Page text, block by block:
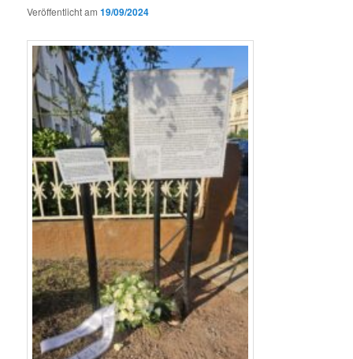
Veröffentlicht am19/09/2024